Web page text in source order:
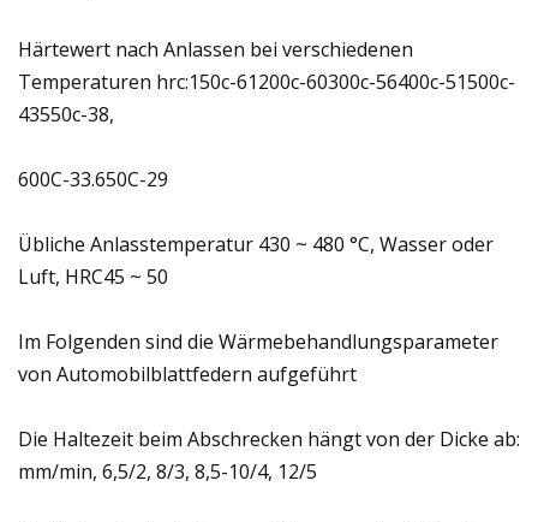
Härtewert nach Anlassen bei verschiedenen
Temperaturen hrc:150c-61200c-60300c-56400c-51500c-
43550c-38,
600C-33.650C-29
Übliche Anlasstemperatur 430 ~ 480 °C, Wasser oder
Luft, HRC45 ~ 50
Im Folgenden sind die Wärmebehandlungsparameter
von Automobilblattfedern aufgeführt
Die Haltezeit beim Abschrecken hängt von der Dicke ab:
mm/min, 6,5/2, 8/3, 8,5-10/4, 12/5